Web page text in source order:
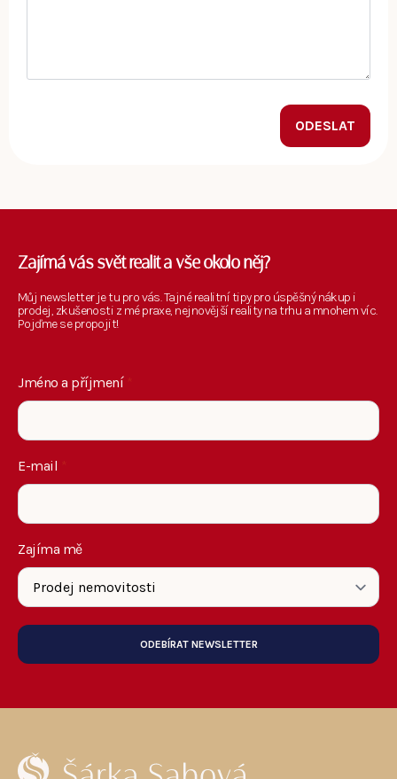
ODESLAT
Zajímá vás svět realit a vše okolo něj?
Můj newsletter je tu pro vás. Tajné realitní tipy pro úspěšný nákup i
prodej, zkušenosti z mé praxe, nejnovější reality na trhu a mnohem víc.
Pojďme se propojit!
Jméno a příjmení
E-mail
Zajíma mě
ODEBÍRAT NEWSLETTER